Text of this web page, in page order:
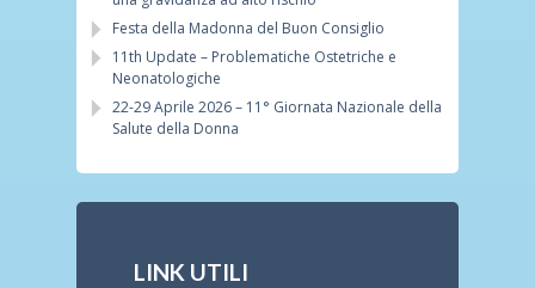
Festa della Madonna del Buon Consiglio
11th Update – Problematiche Ostetriche e
Neonatologiche
22-29 Aprile 2026 – 11° Giornata Nazionale della
Salute della Donna
LINK UTILI